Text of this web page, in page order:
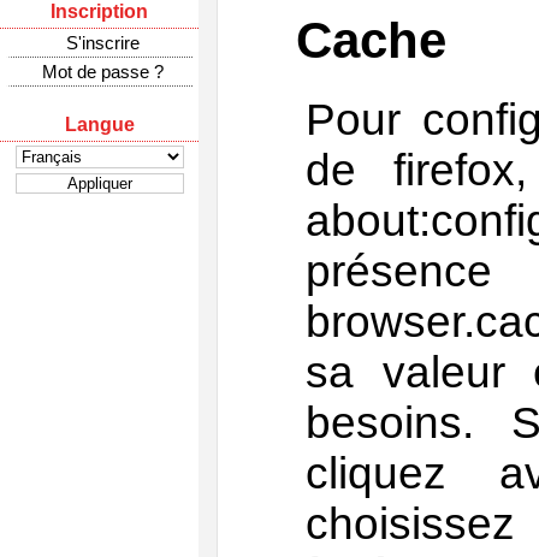
Inscription
S'inscrire
Mot de passe ?
Langue
Cache
Pour
de
sa valeur
besoins.
cliquez